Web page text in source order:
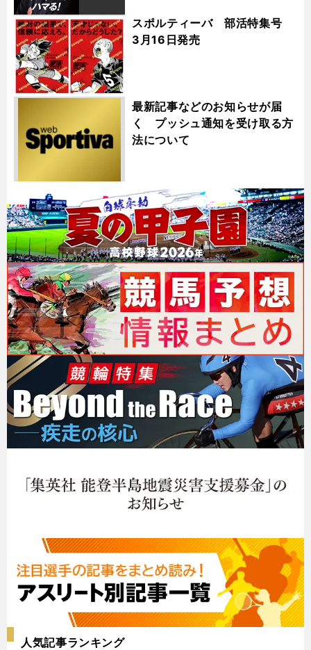
スポルティーバ 部活特集号
3月16日発売
最新記事などのお知らせが届
く プッシュ通知を受け取る方
法について
人気記事ランキング